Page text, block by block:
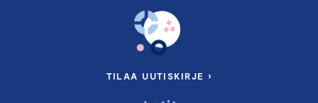
TILAA UUTISKIRJE ›